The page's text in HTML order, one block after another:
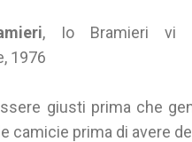
, Io Bramieri vi
1976
giusti prima che
camicie prima di avere